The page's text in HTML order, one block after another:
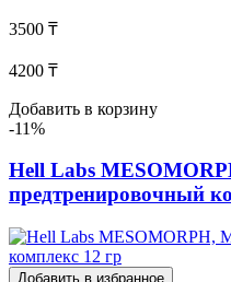
3500 ₸
4200 ₸
Добавить в корзину
-11%
Hell Labs
предтренировочный
Добавить в избранное